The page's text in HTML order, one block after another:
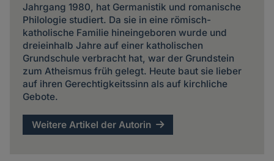
Jahrgang 1980, hat Germanistik und romanische
Philologie studiert. Da sie in eine römisch-
katholische Familie hineingeboren wurde und
dreieinhalb Jahre auf einer katholischen
Grundschule verbracht hat, war der Grundstein
zum Atheismus früh gelegt. Heute baut sie lieber
auf ihren Gerechtigkeitssinn als auf kirchliche
Gebote.
Weitere Artikel der Autorin